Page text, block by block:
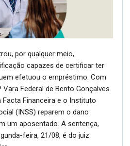
por qualquer meio,
capazes de certificar ter
efetuou o empréstimo. Com
Federal de Bento Gonçalves
Facta Financeira e o Instituto
(INSS) reparem o dano
um aposentado. A sentença,
feira, 21/08, é do juiz